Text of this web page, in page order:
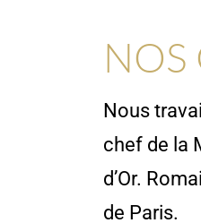
NOS
Nous
chef de la
d’Or.
de Paris.